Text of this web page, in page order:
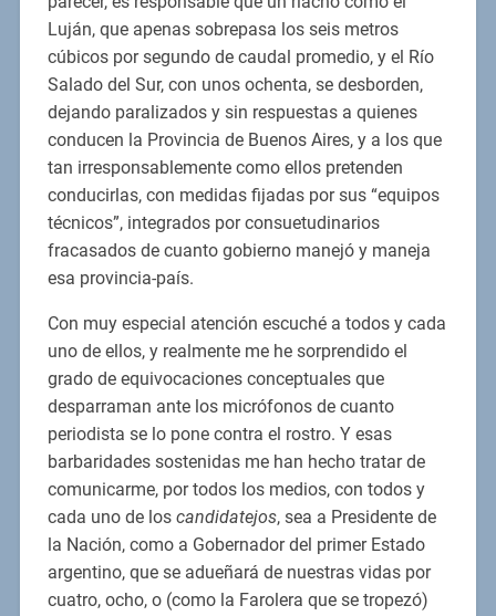
Luján, que apenas sobrepasa los seis metros
cúbicos por segundo de caudal promedio, y el Río
Salado del Sur, con unos ochenta, se desborden,
dejando paralizados y sin respuestas a quienes
conducen la Provincia de Buenos Aires, y a los que
tan irresponsablemente como ellos pretenden
conducirlas, con medidas fijadas por sus “equipos
técnicos”, integrados por consuetudinarios
fracasados de cuanto gobierno manejó y maneja
esa provincia-país.
Con muy especial atención escuché a todos y cada
uno de ellos, y realmente me he sorprendido el
grado de equivocaciones conceptuales que
desparraman ante los micrófonos de cuanto
periodista se lo pone contra el rostro. Y esas
barbaridades sostenidas me han hecho tratar de
comunicarme, por todos los medios, con todos y
cada uno de los candidatejos, sea a Presidente de
la Nación, como a Gobernador del primer Estado
argentino, que se adueñará de nuestras vidas por
cuatro, ocho, o (como la Farolera que se tropezó)